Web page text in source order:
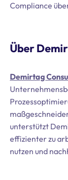
Compliance
Über
Demirtag
unterstützt
effizienter zu
nutzen und